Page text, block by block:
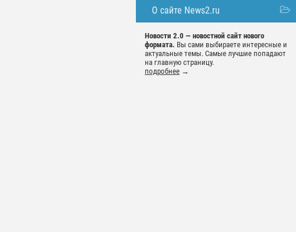
О сайте News2.ru
Новости 2.0 — новостной сайт нового
формата. Вы сами выбираете интересные и
актуальные темы. Самые лучшие попадают
на главную страницу.
подробнее →